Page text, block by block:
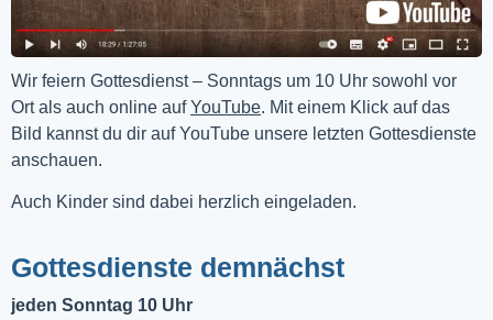
Wir feiern Gottesdienst – Sonntags um 10 Uhr sowohl vor
Ort als auch online auf YouTube. Mit einem Klick auf das
Bild kannst du dir auf YouTube unsere letzten Gottesdienste
anschauen.
Auch Kinder sind dabei herzlich eingeladen.
Gottesdienste demnächst
jeden Sonntag 10 Uhr